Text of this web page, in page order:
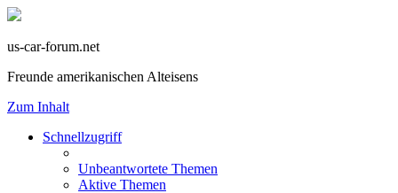
us-car-forum.net
Freunde amerikanischen Alteisens
Zum Inhalt
Schnellzugriff
Unbeantwortete Themen
Aktive Themen